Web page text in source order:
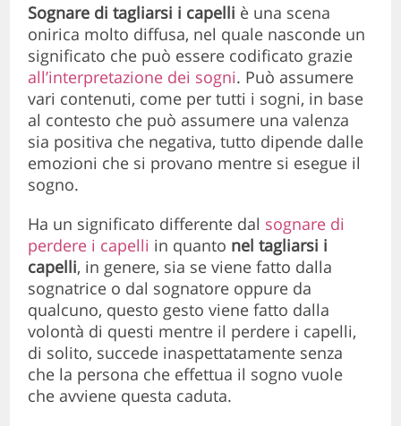
Sognare di tagliarsi i capelli è una scena
onirica molto diffusa, nel quale nasconde un
significato che può essere codificato grazie
all’interpretazione dei sogni. Può assumere
vari contenuti, come per tutti i sogni, in base
al contesto che può assumere una valenza
sia positiva che negativa, tutto dipende dalle
emozioni che si provano mentre si esegue il
sogno.
Ha un significato differente dal sognare di
perdere i capelli in quanto nel tagliarsi i
capelli, in genere, sia se viene fatto dalla
sognatrice o dal sognatore oppure da
qualcuno, questo gesto viene fatto dalla
volontà di questi mentre il perdere i capelli,
di solito, succede inaspettatamente senza
che la persona che effettua il sogno vuole
che avviene questa caduta.